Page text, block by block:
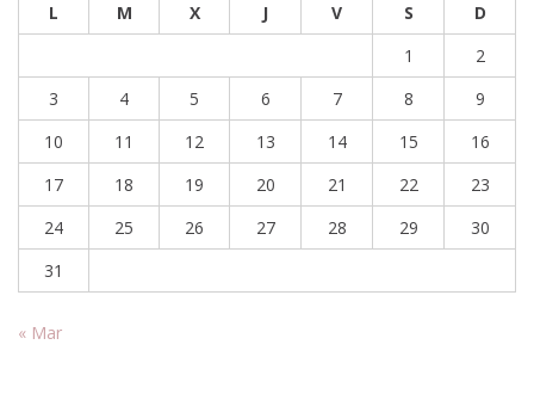
L M X J V S
D
1
2
3
4 5 6 7 8
9
10
11 12 13 14 15
16
17
18 19 20 21 22
23
24
25 26 27 28 29
30
31
« Mar